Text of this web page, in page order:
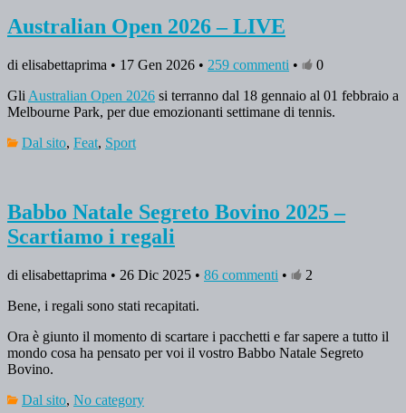
Australian Open 2026 – LIVE
di elisabettaprima • 17 Gen 2026 • 259 commenti •
0
Gli Australian Open 2026 si terranno dal 18 gennaio al 01 febbraio a
Melbourne Park, per due emozionanti settimane di tennis.
Dal sito, Feat, Sport
Babbo Natale Segreto Bovino 2025 –
Scartiamo i regali
di elisabettaprima • 26 Dic 2025 • 86 commenti •
2
Bene, i regali sono stati recapitati.
Ora è giunto il momento di scartare i pacchetti e far sapere a tutto il
mondo cosa ha pensato per voi il vostro Babbo Natale Segreto
Bovino.
Dal sito, No category